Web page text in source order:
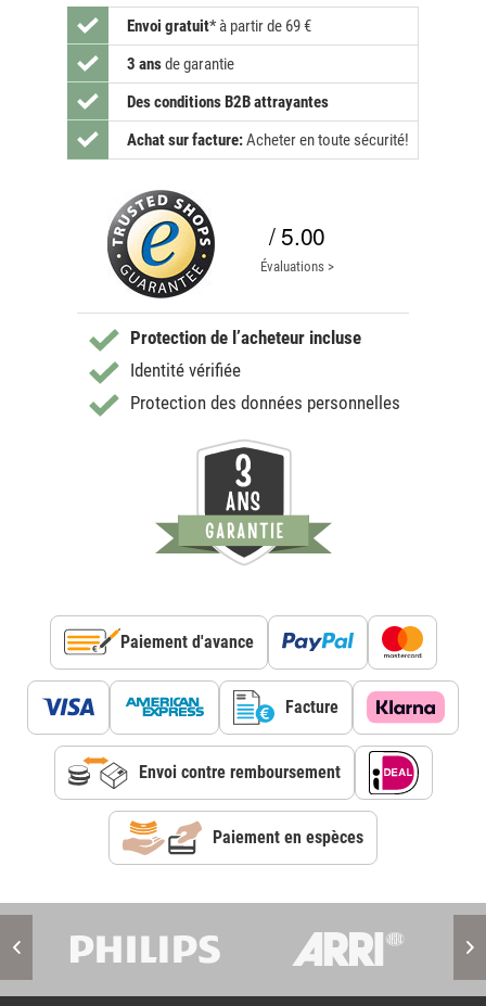
Envoi gratuit* à partir de 69 €
3 ansde garantie
Des conditions B2B attrayantes
Achat sur facture:Acheter en toute sécurité!
/ 5.00
Évaluations >
Protection de l’acheteur incluse
Identité vérifiée
Protection des données personnelles
Paiement d'avance
Facture
Envoi contre remboursement
Paiement en espèces